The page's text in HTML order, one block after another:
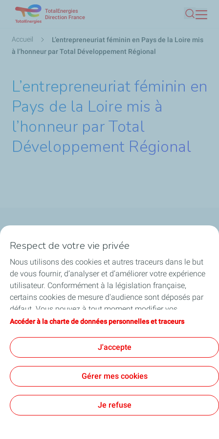
contenu
principal
TotalEnergies
Direction France
Fil
d'Ariane
Accueil
L’entrepreneuriat féminin en Pays de la Loire mis
à l’honneur par Total Développement Régional
L’entrepreneuriat féminin en
Pays de la Loire mis à
l’honneur par Total
Développement Régional
Notre ancrage territorial
Financer les entreprises
Soutenir les projets industriels
Accompagner à l'international
Accessibilité : partiellement conforme
Respect de votre vie privée
Nous utilisons des cookies et autres traceurs dans le but
de vous fournir, d’analyser et d’améliorer votre expérience
utilisateur. Conformément à la législation française,
certains cookies de mesure d'audience sont déposés par
défaut. Vous pouvez à tout moment modifier vos
paramètres de cookies en cliquant sur le bouton « Gérer
vous acceptez le dépôt de l’ensemble des cookies. Dans le
cas où vous cliquez sur « Je refuse », seuls les cookies
techniques nécessaires au bon fonctionnement du site
seront utilisés. Pour plus d’informations, vous pouvez
traceurs ».
Accéder à la charte de données personnelles et traceurs
J'accepte
Gérer mes cookies
Je refuse